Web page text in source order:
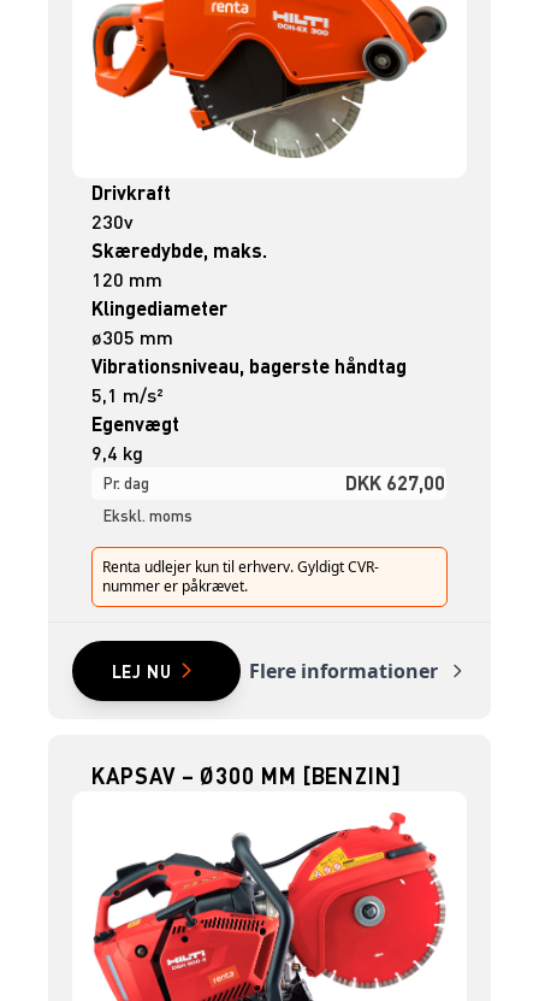
Drivkraft
230v
Skæredybde, maks.
120 mm
Klingediameter
ø305 mm
Vibrationsniveau, bagerste håndtag
5,1 m/s²
Egenvægt
9,4 kg
Pr. dag DKK 627,00
Ekskl. moms
Renta udlejer kun til erhverv. Gyldigt CVR-
nummer er påkrævet.
LEJ NU Flere informationer
KAPSAV – Ø300 MM [BENZIN]